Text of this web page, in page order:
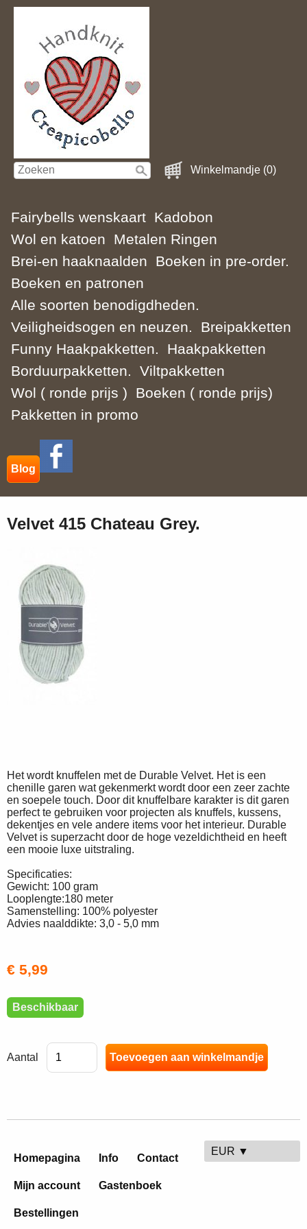
Winkelmandje (0)
Fairybells wenskaart Kadobon
Wol en katoen
Metalen Ringen
Brei-en haaknaalden
Boeken in pre-order.
Boeken en patronen
Alle soorten benodigdheden.
Veiligheidsogen en neuzen.
Breipakketten
Funny Haakpakketten.
Haakpakketten
Borduurpakketten.
Viltpakketten
Wol ( ronde prijs )
Boeken ( ronde prijs)
Pakketten in promo
Blog
Velvet 415 Chateau Grey.
Het wordt knuffelen met de Durable Velvet. Het is een
chenille garen wat gekenmerkt wordt door een zeer zachte
en soepele touch. Door dit knuffelbare karakter is dit garen
perfect te gebruiken voor projecten als knuffels, kussens,
dekentjes en vele andere items voor het interieur. Durable
Velvet is superzacht door de hoge vezeldichtheid en heeft
een mooie luxe uitstraling.
Specificaties:
Gewicht: 100 gram
Looplengte:180 meter
Samenstelling: 100% polyester
Advies naalddikte: 3,0 - 5,0 mm
€ 5,99
Beschikbaar
Aantal
Homepagina Info Contact
Mijn account Gastenboek
Bestellingen
EUR ▼